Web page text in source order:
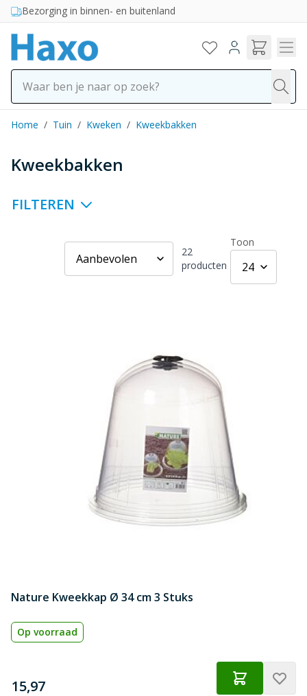
Ga naar de inhoud
Bezorging in binnen- en buitenland
Home / Tuin / Kweken / Kweekbakken
Kweekbakken
FILTEREN
22
producten
Toon
Nature Kweekkap Ø 34 cm 3 Stuks
Op voorraad
€
15,97